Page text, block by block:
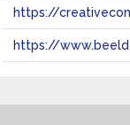
https://
https://